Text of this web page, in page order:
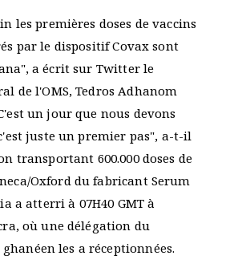
les premières doses de vaccins
par le dispositif Covax sont
a écrit sur Twitter le
de l'OMS, Tedros Adhanom
un jour que nous devons
juste un premier pas", a-t-il
transportant 600.000 doses de
Oxford du fabricant Serum
a atterri à 07H40 GMT à
où une délégation du
les a réceptionnées.